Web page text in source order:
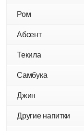
Ром
Абсент
Текила
Самбука
Джин
Другие напитки